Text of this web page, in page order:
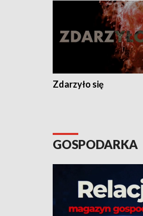
Zdarzyło się
GOSPODARKA